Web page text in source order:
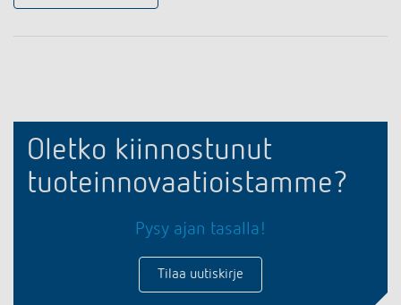
Oletko kiinnostunut
tuoteinnovaatioistamme?
Pysy ajan tasalla!
Tilaa uutiskirje